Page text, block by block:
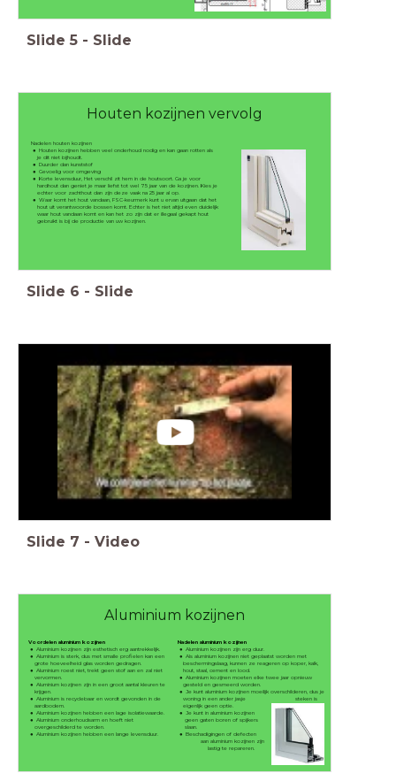
Slide 5 - Slide
Houten kozijnen vervolg
Nadelen houten kozijnen
Houten kozijnen hebben veel onderhoud nodig en kan gaan rotten als
je dit niet bijhoudt.
Duurder dan kunststof
Gevoelig voor omgeving
Korte levensduur, Het verschil zit hem in de houtsoort. Ga je voor
hardhout dan geniet je maar liefst tot wel 75 jaar van de kozijnen. Kies je
echter voor zachthout dan zijn deze vaak na 25 jaar al op.
Waar komt het hout vandaan, FSC-keurmerk kunt u ervan uitgaan dat het
hout uit verantwoorde bossen komt. Echter is het niet altijd even duidelijk
waar hout vandaan komt en kan het zo zijn dat er illegaal gekapt hout
gebruikt is bij de productie van uw kozijnen.
Slide 6 - Slide
Slide 7 - Video
Aluminium kozijnen
Voordelen aluminium kozijnen
Aluminium kozijnen zijn esthetisch erg aantrekkelijk.
Aluminium is sterk, dus met smalle profielen kan een
grote hoeveelheid glas worden gedragen.
Aluminium roest niet, trekt geen stof aan en zal niet
vervormen.
Aluminium kozijnen zijn in een groot aantal kleuren te
krijgen.
Aluminium is recyclebaar en wordt gevonden in de
aardbodem.
Aluminium kozijnen hebben een lage isolatiewaarde.
Aluminium onderhoudsarm en hoeft niet
overgeschilderd te worden.
Aluminium kozijnen hebben een lange levensduur.
Nadelen aluminium kozijnen
Aluminium kozijnen zijn erg duur.
Als aluminium kozijnen niet geplaatst worden met
beschermingslaag, kunnen ze reageren op koper, kalk,
hout, staal, cement en lood.
Aluminium kozijnen moeten elke twee jaar opnieuw
gesteld en gesmeerd worden.
Je kunt aluminium kozijnen moeilijk overschilderen, dus je
woning in een ander jasje steken is
eigenlijk geen optie.
Je kunt in aluminium kozijnen
geen gaten boren of spijkers
slaan.
Beschadigingen of defecten
aan aluminium kozijnen zijn
lastig te repareren.